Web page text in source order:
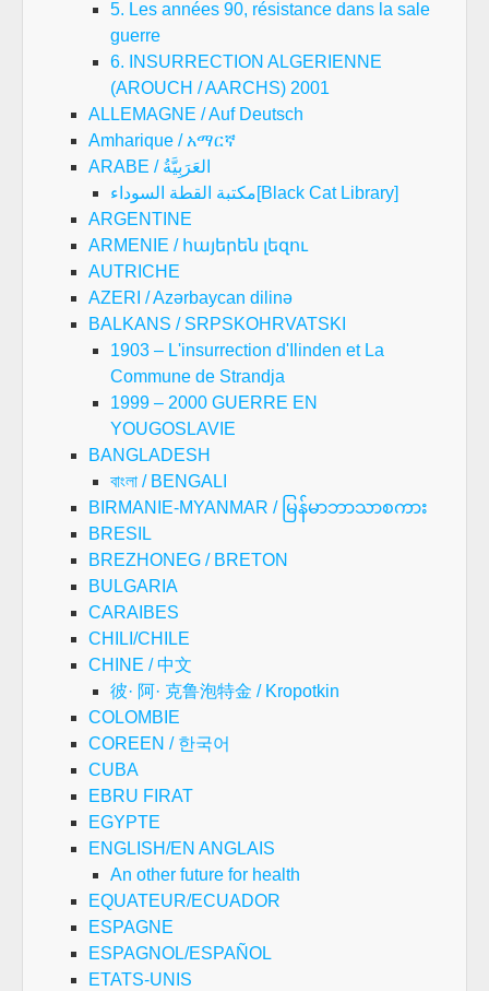
5. Les années 90, résistance dans la sale
guerre
6. INSURRECTION ALGERIENNE
(AROUCH / AARCHS) 2001
ALLEMAGNE / Auf Deutsch
Amharique / አማርኛ
ARABE / العَرَبِيَّةُ
مكتبة القطة السوداء[Black Cat Library]
ARGENTINE
ARMENIE / հայերեն լեզու
AUTRICHE
AZERI / Azərbaycan dilinə
BALKANS / SRPSKOHRVATSKI
1903 – L'insurrection d'Ilinden et La
Commune de Strandja
1999 – 2000 GUERRE EN
YOUGOSLAVIE
BANGLADESH
বাংলা / BENGALI
BIRMANIE-MYANMAR / မြန်မာဘာသာစကား
BRESIL
BREZHONEG / BRETON
BULGARIA
CARAIBES
CHILI/CHILE
CHINE / 中文
彼· 阿· 克鲁泡特金 / Kropotkin
COLOMBIE
COREEN / 한국어
CUBA
EBRU FIRAT
EGYPTE
ENGLISH/EN ANGLAIS
An other future for health
EQUATEUR/ECUADOR
ESPAGNE
ESPAGNOL/ESPAÑOL
ETATS-UNIS